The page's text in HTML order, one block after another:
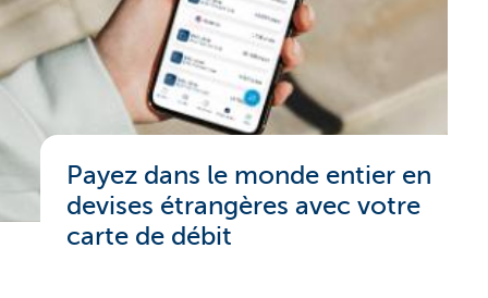
Payez dans le monde entier en
devises étrangères avec votre
carte de débit